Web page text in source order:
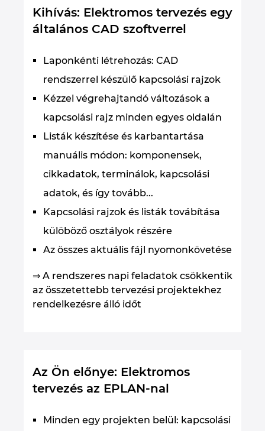
Kihívás: Elektromos tervezés egy
általános CAD szoftverrel
Laponkénti létrehozás: CAD
rendszerrel készülő kapcsolási rajzok
Kézzel végrehajtandó változások a
kapcsolási rajz minden egyes oldalán
Listák készítése és karbantartása
manuális módon: komponensek,
cikkadatok, terminálok, kapcsolási
adatok, és így tovább...
Kapcsolási rajzok és listák továbítása
külöböző osztályok részére
Az összes aktuális fájl nyomonkövetése
⇒ A rendszeres napi feladatok csökkentik
az összetettebb tervezési projektekhez
rendelkezésre álló időt
Az Ön előnye: Elektromos
tervezés az EPLAN-nal
Minden egy projekten belül: kapcsolási